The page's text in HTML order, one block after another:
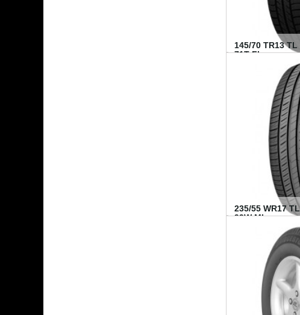
145/70 TR13 TL
71T FI...
235/55 WR17 TL
99W MI...